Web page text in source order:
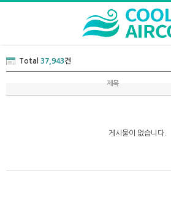
Total 37,943건
제목
게시물이 없습니다.